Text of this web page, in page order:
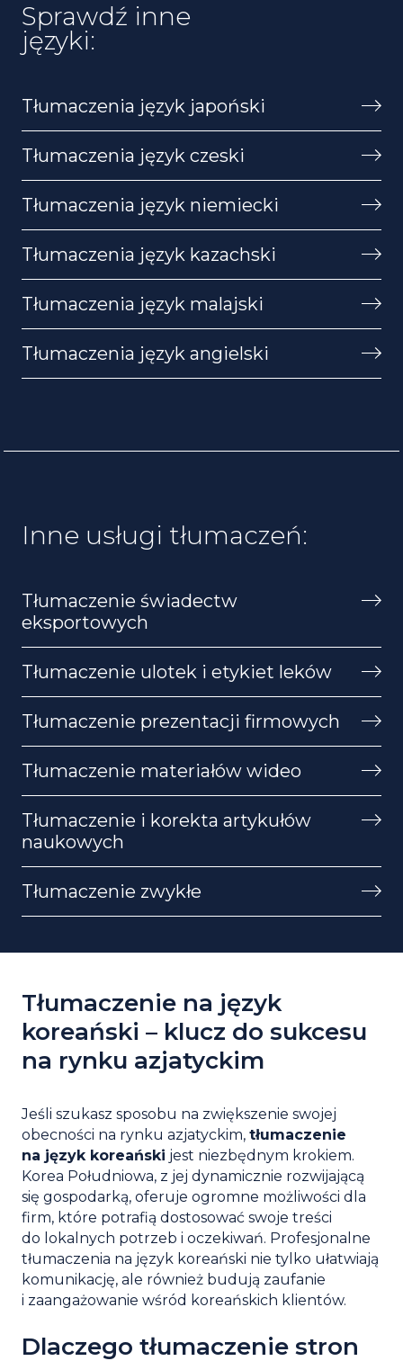
Sprawdź inne
języki:
Tłumaczenia język japoński
Tłumaczenia język czeski
Tłumaczenia język niemiecki
Tłumaczenia język kazachski
Tłumaczenia język malajski
Tłumaczenia język angielski
Inne usługi tłumaczeń:
Tłumaczenie świadectw
eksportowych
Tłumaczenie ulotek i etykiet leków
Tłumaczenie prezentacji firmowych
Tłumaczenie materiałów wideo
Tłumaczenie i korekta artykułów
naukowych
Tłumaczenie zwykłe
Tłumaczenie na język
koreański – klucz do sukcesu
na rynku azjatyckim
Jeśli szukasz sposobu na zwiększenie swojej
obecności na rynku azjatyckim, tłumaczenie
na język koreański jest niezbędnym krokiem.
Korea Południowa, z jej dynamicznie rozwijającą
się gospodarką, oferuje ogromne możliwości dla
firm, które potrafią dostosować swoje treści
do lokalnych potrzeb i oczekiwań. Profesjonalne
tłumaczenia na język koreański nie tylko ułatwiają
komunikację, ale również budują zaufanie
i zaangażowanie wśród koreańskich klientów.
Dlaczego tłumaczenie stron